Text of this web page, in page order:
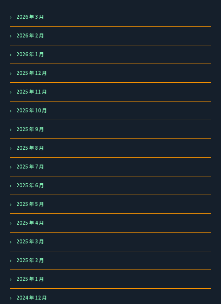
2026 年 3 月
2026 年 2 月
2026 年 1 月
2025 年 12 月
2025 年 11 月
2025 年 10 月
2025 年 9 月
2025 年 8 月
2025 年 7 月
2025 年 6 月
2025 年 5 月
2025 年 4 月
2025 年 3 月
2025 年 2 月
2025 年 1 月
2024 年 12 月